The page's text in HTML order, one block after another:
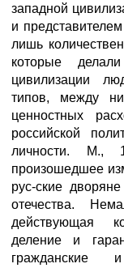
западной
и
лишь
которые
цивилизации
типов, между
ценностных
российской
личности. М.,
произошедшее
рус-ские
отечества.
действующая
деление и
гражданские